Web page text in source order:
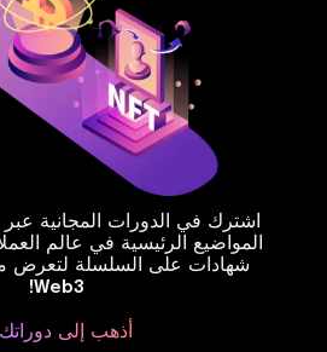
اشترك في الدورات المجانية
المواضيع الرئيسية في عالم
شهادات على السلسلة لتعرض
Web3!
أذهب إلى